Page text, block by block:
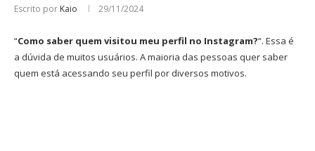
Escrito por Kaio 29/11/2024
“Como saber quem visitou meu perfil no Instagram?“. Essa é
a dúvida de muitos usuários. A maioria das pessoas quer saber
quem está acessando seu perfil por diversos motivos.